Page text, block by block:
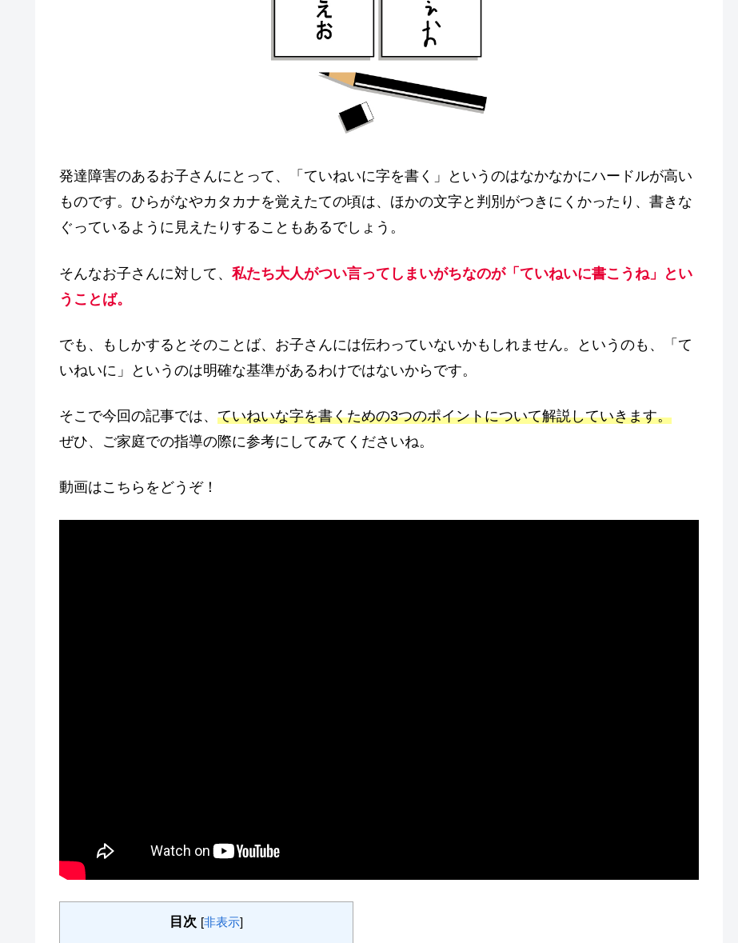
発達障害のあるお子さんにとって、「ていねいに字を書く」というのはなかなかにハードルが高い
ものです。ひらがなやカタカナを覚えたての頃は、ほかの文字と判別がつきにくかったり、書きな
ぐっているように見えたりすることもあるでしょう。
そんなお子さんに対して、 私たち大人がつい言ってしまいがちなのが「ていねいに書こうね」とい
うことば。
でも、もしかするとそのことば、お子さんには伝わっていないかもしれません。というのも、「て
いねいに」というのは明確な基準があるわけではないからです。
そこで今回の記事では、 ていねいな字を書くための3つのポイントについて解説していきます。
ぜひ、ご家庭での指導の際に参考にしてみてくださいね。
動画はこちらをどうぞ！
目次 [非表示]